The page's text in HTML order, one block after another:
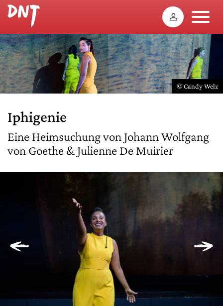
© Candy Welz
Iphigenie
Eine Heimsuchung von Johann Wolfgang
von Goethe & Julienne De Muirier